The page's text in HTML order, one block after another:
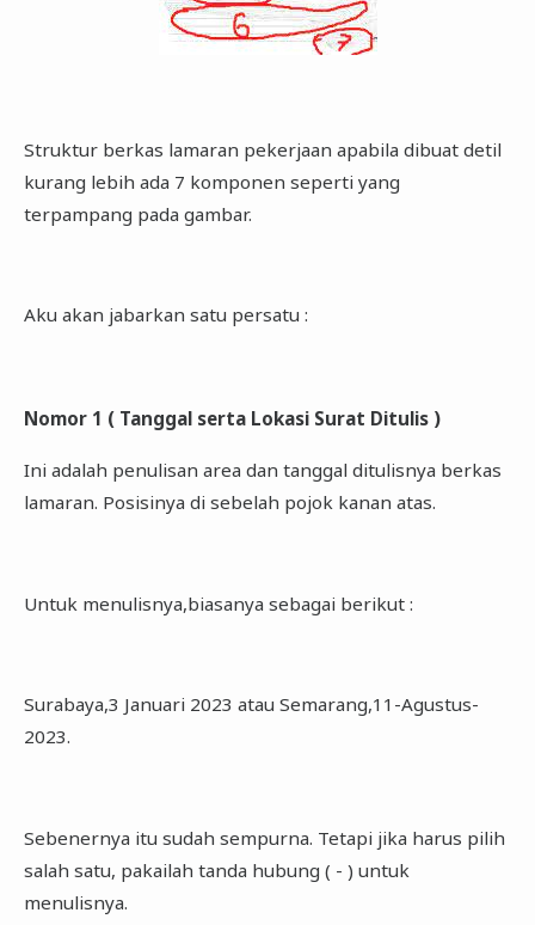
Struktur berkas lamaran pekerjaan apabila dibuat detil
kurang lebih ada 7 komponen seperti yang
terpampang pada gambar.
Aku akan jabarkan satu persatu :
Nomor 1 ( Tanggal serta Lokasi Surat Ditulis )
Ini adalah penulisan area dan tanggal ditulisnya berkas
lamaran. Posisinya di sebelah pojok kanan atas.
Untuk menulisnya,biasanya sebagai berikut :
Surabaya,3 Januari 2023 atau Semarang,11-Agustus-
2023.
Sebenernya itu sudah sempurna. Tetapi jika harus pilih
salah satu, pakailah tanda hubung ( - ) untuk
menulisnya.